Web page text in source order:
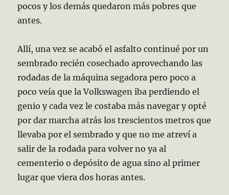
pocos y los demás quedaron más pobres que
antes.
Allí, una vez se acabó el asfalto continué por un
sembrado recién cosechado aprovechando las
rodadas de la máquina segadora pero poco a
poco veía que la Volkswagen iba perdiendo el
genio y cada vez le costaba más navegar y opté
por dar marcha atrás los trescientos metros que
llevaba por el sembrado y que no me atreví a
salir de la rodada para volver no ya al
cementerio o depósito de agua sino al primer
lugar que viera dos horas antes.